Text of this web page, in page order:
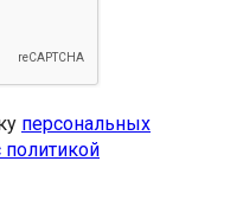
персональных
политикой